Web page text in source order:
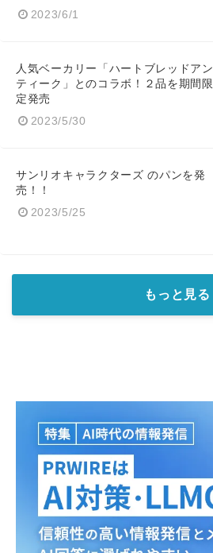
2023/6/1
人気ベーカリー「ハートブレッドアン
ティーク」とのコラボ！２品を期間限
定発売
2023/5/30
サンリオキャラクターズ のパンを発
売！！
2023/5/25
もっと見る